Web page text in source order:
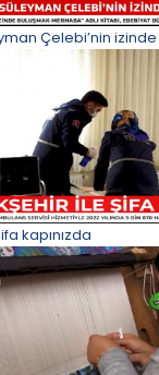
Çelebi’nin
kapınızda